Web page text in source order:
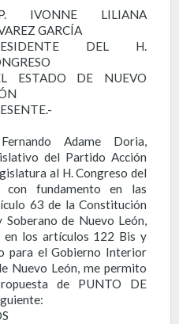
IVONNE LILIANA
GARCÍA
DEL H.
ESTADO DE NUEVO
Adame Doria,
del Partido Acción
al H. Congreso del
con fundamento en las
63 de la Constitución
de Nuevo León,
en los artículos 122 Bis y
para el Gobierno Interior
Nuevo León, me permito
de PUNTO DE